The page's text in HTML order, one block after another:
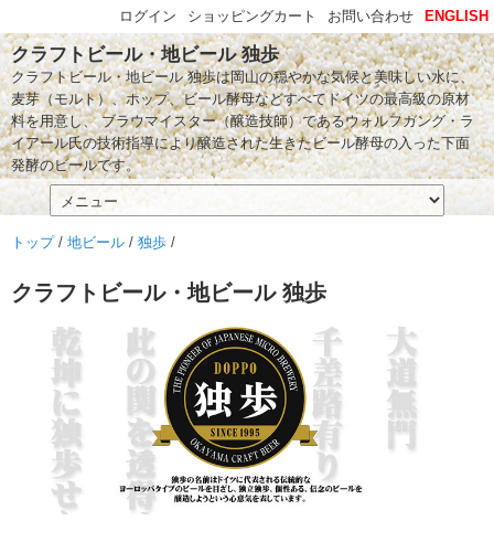
クラフトビール・地ビール 独歩
クラフトビール・地ビール 独歩は岡山の穏やかな気候と美味しい水に、
麦芽（モルト）、ホップ、ビール酵母などすべてドイツの最高級の原材
料を用意し、 ブラウマイスター（醸造技師）であるウォルフガング・ラ
イアール氏の技術指導により醸造された生きたビール酵母の入った下面
発酵のビールです。
トップ/ 地ビール / 独歩 /
クラフトビール・地ビール 独歩
ENGLISH
お問い合わせ
ショッピングカート
ログイン